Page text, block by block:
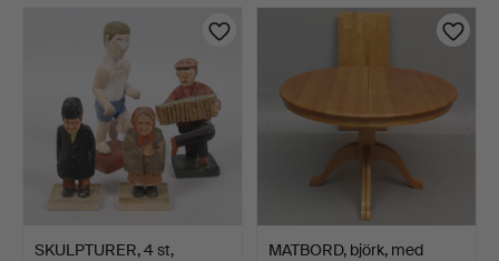
SKULPTURER, 4 st,
MATBORD, björk, med